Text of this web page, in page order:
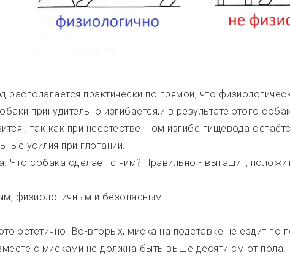
практически по прямой, что
принудительно изгибается,и в результате этого
, так как при неестественном изгибе пищевода
усилия при глотании.
Что собака сделает с ним? Правильно - вытащит,
физиологичным и безопасным.
эстетично. Во-вторых, миска на подставке не ездит по
с мисками не должна быть выше десяти см от пола.